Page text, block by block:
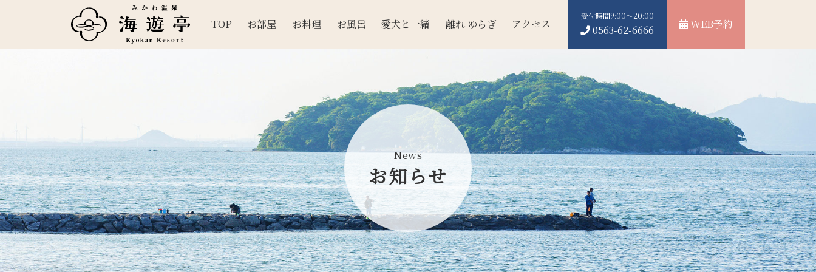
メインナビゲーション TOP お部屋 お料理 お風呂 愛犬と一緒 離れ ゆらぎ アクセス
受付時間9:00～20:00
0563-62-6666 WEB予約
News
お知らせ